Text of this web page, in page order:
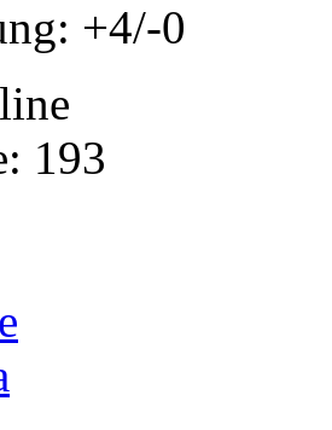
+4/-0
193